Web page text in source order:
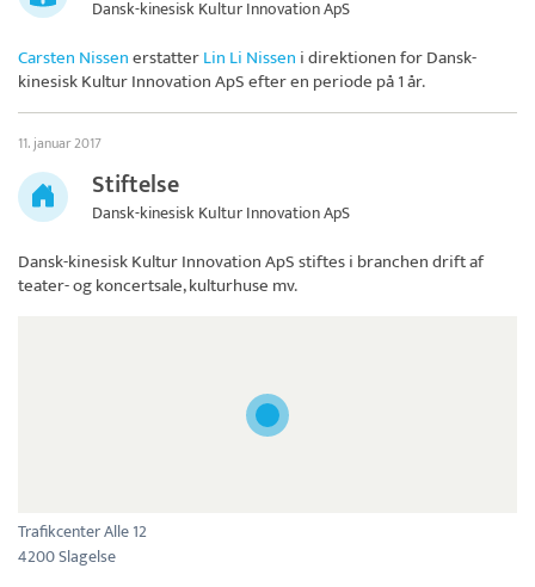
Dansk-kinesisk Kultur Innovation ApS
Carsten NissenerstatterLin Li Nissen i direktionen forDansk-
kinesisk Kultur Innovation ApSefter en periode på 1 år.
11. januar 2017
Stiftelse
Dansk-kinesisk Kultur Innovation ApS
Dansk-kinesisk Kultur Innovation ApSstiftes i branchen drift af
teater- og koncertsale, kulturhuse mv.
Trafikcenter Alle 12
4200 Slagelse